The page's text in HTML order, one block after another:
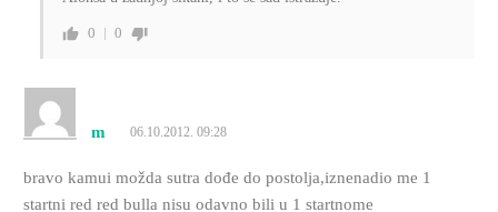
0 0
m 06.10.2012. 09:28
bravo kamui možda sutra dođe do postolja,iznenadio me 1
startni red red bulla nisu odavno bili u 1 startnome